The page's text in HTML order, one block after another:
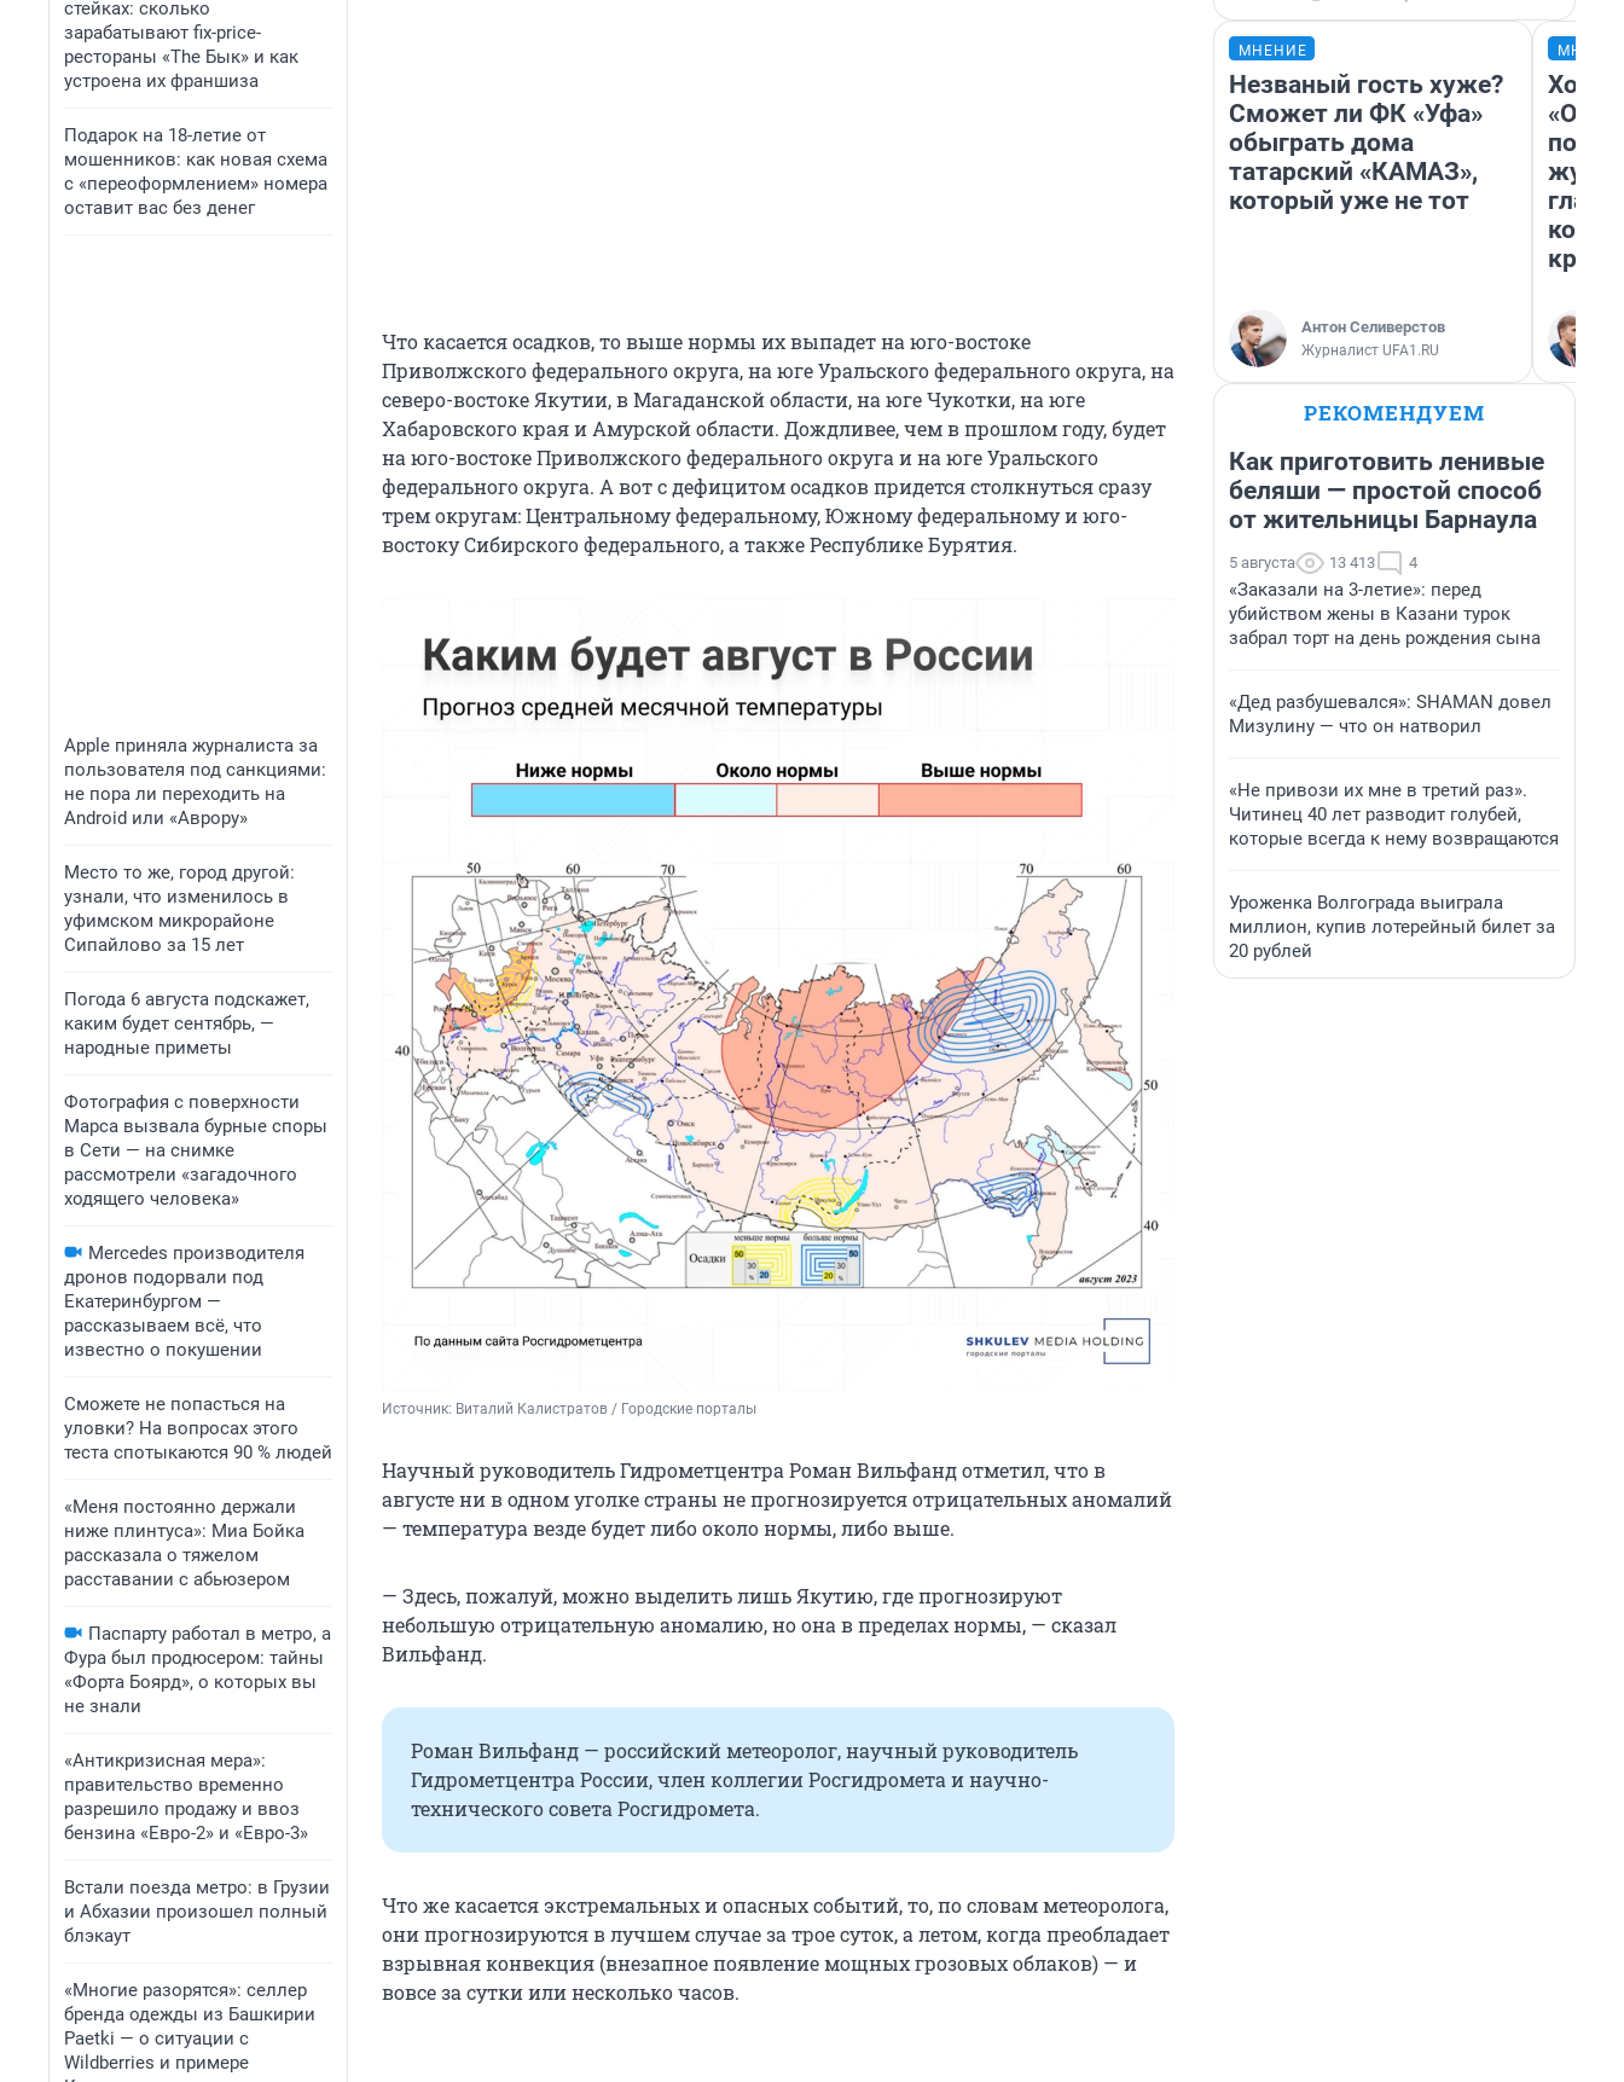
стейках: сколько
зарабатывают fix-price-
рестораны «The Бык» и как
устроена их франшиза
Подарок на 18-летие от
мошенников: как новая схема
с «переоформлением» номера
оставит вас без денег
Apple приняла журналиста за
пользователя под санкциями:
не пора ли переходить на
Android или «Аврору»
Место то же, город другой:
узнали, что изменилось в
уфимском микрорайоне
Сипайлово за 15 лет
Погода 6 августа подскажет,
каким будет сентябрь, —
народные приметы
Фотография с поверхности
Марса вызвала бурные споры
в Сети — на снимке
рассмотрели «загадочного
ходящего человека»
Mercedes производителя
дронов подорвали под
Екатеринбургом —
рассказываем всё, что
известно о покушении
Сможете не попасться на
уловки? На вопросах этого
теста спотыкаются 90 % людей
«Меня постоянно держали
ниже плинтуса»: Миа Бойка
рассказала о тяжелом
расставании с абьюзером
Паспарту работал в метро, а
Фура был продюсером: тайны
«Форта Боярд», о которых вы
не знали
«Антикризисная мера»:
правительство временно
разрешило продажу и ввоз
бензина «Евро-2» и «Евро-3»
Встали поезда метро: в Грузии
и Абхазии произошел полный
блэкаут
«Многие разорятся»: селлер
бренда одежды из Башкирии
Paetki — о ситуации с
Wildberries и примере
Что касается осадков, то выше нормы их выпадет на юго-востоке
Приволжского федерального округа, на юге Уральского федерального округа, на
северо-востоке Якутии, в Магаданской области, на юге Чукотки, на юге
Хабаровского края и Амурской области. Дождливее, чем в прошлом году, будет
на юго-востоке Приволжского федерального округа и на юге Уральского
федерального округа. А вот с дефицитом осадков придется столкнуться сразу
трем округам: Центральному федеральному, Южному федеральному и юго-
востоку Сибирского федерального, а также Республике Бурятия.
Источник: Виталий Калистратов / Городские порталы
Научный руководитель Гидрометцентра Роман Вильфанд отметил, что в
августе ни в одном уголке страны не прогнозируется отрицательных аномалий
— температура везде будет либо около нормы, либо выше.
— Здесь, пожалуй, можно выделить лишь Якутию, где прогнозируют
небольшую отрицательную аномалию, но она в пределах нормы, — сказал
Вильфанд.
Роман Вильфанд — российский метеоролог, научный руководитель
Гидрометцентра России, член коллегии Росгидромета и научно-
технического совета Росгидромета.
Что же касается экстремальных и опасных событий, то, по словам метеоролога,
они прогнозируются в лучшем случае за трое суток, а летом, когда преобладает
взрывная конвекция (внезапное появление мощных грозовых облаков) — и
вовсе за сутки или несколько часов.
МНЕНИЕ
Незваный гость хуже?
Сможет ли ФК «Уфа»
обыграть дома
татарский «КАМАЗ»,
который уже не тот
Антон Селиверстов
Журналист UFA1.RU
Хоть
РЕКОМЕНДУЕМ
Как приготовить ленивые
беляши — простой способ
от жительницы Барнаула
5 августа 13 413 4
«Заказали на 3-летие»: перед
убийством жены в Казани турок
забрал торт на день рождения сына
«Дед разбушевался»: SHAMAN довел
Мизулину — что он натворил
«Не привози их мне в третий раз».
Читинец 40 лет разводит голубей,
которые всегда к нему возвращаются
Уроженка Волгограда выиграла
миллион, купив лотерейный билет за
20 рублей